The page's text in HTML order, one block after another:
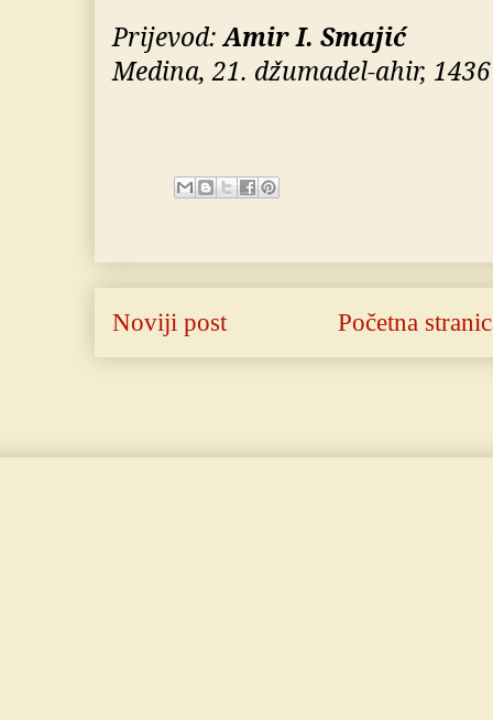
Prijevod:Amir I. Smajić
Medina, 21. džumadel-ahir,
Noviji post Početna